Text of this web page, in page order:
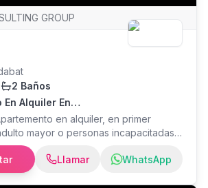
GROUP
2 Baños
Alquiler En
7,5pjg
en alquiler, en primer
mayor o personas incapacitadas
en zona de Alta Plusvalia, con
e iluminados, en condominio con
difrentes vias de acceso. Ubicado
Llamar WhatsApp